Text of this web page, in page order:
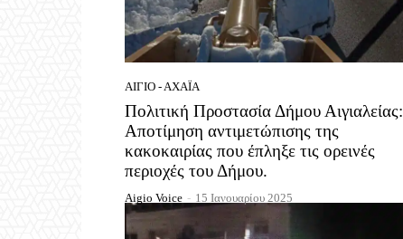
ΑΊΓΙΟ - ΑΧΑΪ́Α
Πολιτική Προστασία Δήμου Αιγιαλείας:
Αποτίμηση αντιμετώπισης της
κακοκαιρίας που έπληξε τις ορεινές
περιοχές του Δήμου.
Aigio Voice - 15 Ιανουαρίου 2025